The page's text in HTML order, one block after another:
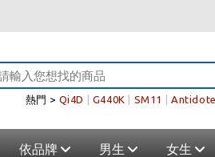
熱門 > Qi4D G440K SM11 Antidote
依品牌 男生 女生